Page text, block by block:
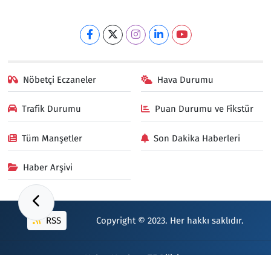
Nöbetçi Eczaneler Hava Durumu
Trafik Durumu Puan Durumu ve Fikstür
Tüm Manşetler Son Dakika Haberleri
Haber Arşivi
RSS Copyright © 2023. Her hakkı saklıdır.